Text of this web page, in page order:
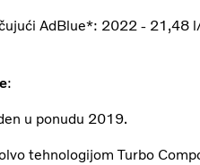
AdBlue*: 2022 -
:
u ponudu 2019.
tehnologijom Turbo